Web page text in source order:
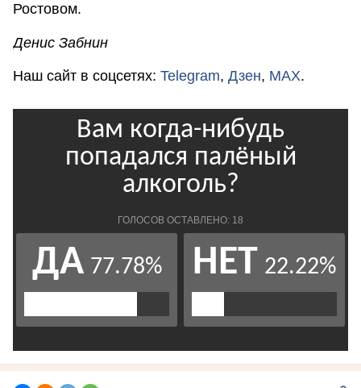
Ростовом.
Денис Забнин
Наш сайт в соцсетях: Telegram, Дзен, MAX.